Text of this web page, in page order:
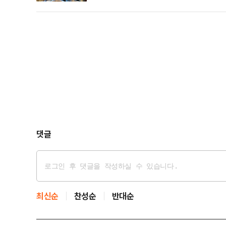
해 전했다.이 대통령 부부는 각 점포를 둘러보며 자
댓글
최신순 찬성순 반대순